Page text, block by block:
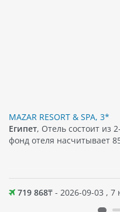
MAZAR RESORT & SPA, 3*
Египет, Отель состоит из
фонд отеля насчитывает
719 868₸ - 2026-09-03 , 7